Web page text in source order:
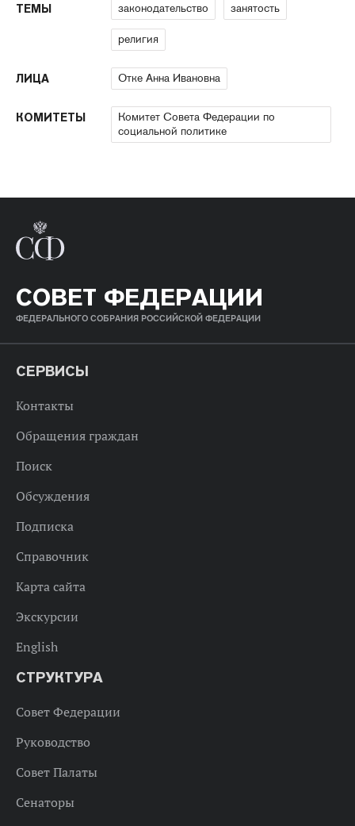
ТЕМЫ законодательство занятость
религия
ЛИЦА Отке Анна Ивановна
КОМИТЕТЫ
Комитет Совета Федерации по
социальной политике
СОВЕТ ФЕДЕРАЦИИ
ФЕДЕРАЛЬНОГО СОБРАНИЯ РОССИЙСКОЙ ФЕДЕРАЦИИ
СЕРВИСЫ
Контакты
Обращения граждан
Поиск
Обсуждения
Подписка
Справочник
Карта сайта
Экскурсии
English
СТРУКТУРА
Совет Федерации
Руководство
Совет Палаты
Сенаторы